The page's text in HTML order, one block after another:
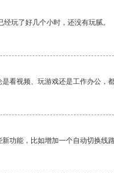
玩了好几个小时，还没有玩腻。
看视频、玩游戏还是工作办公，
功能，比如增加一个自动切换线路